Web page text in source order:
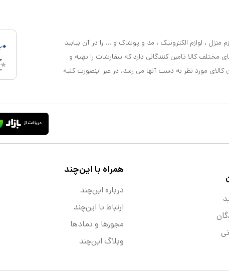
منزل ، لوازم الکترونیک ، مد و پوشاک و ... را در آن بیابید
کالا تامین کنندگانی دارد که سفارشات را تهیه و
کالای مورد نظر به دست آنها می رسد. در غیر اینصورت کلیه
همراه با این‌چند
درباره این‌چند
ارتباط با این‌چند
مجوزها و نماد‌ها
وبلاگ این‌چند